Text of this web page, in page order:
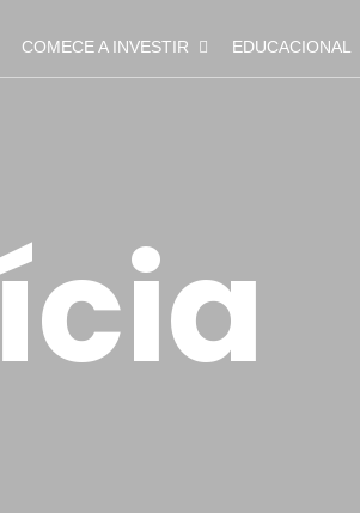
COMECE A INVESTIR EDUCACIONAL